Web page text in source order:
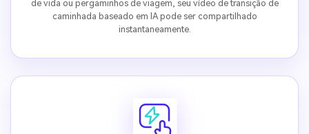
de vida ou pergaminhos de viagem, seu vídeo de transição de
caminhada baseado em IA pode ser compartilhado
instantaneamente.